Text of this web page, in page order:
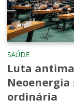
SAÚDE
Luta
Neoenergia
ordinária